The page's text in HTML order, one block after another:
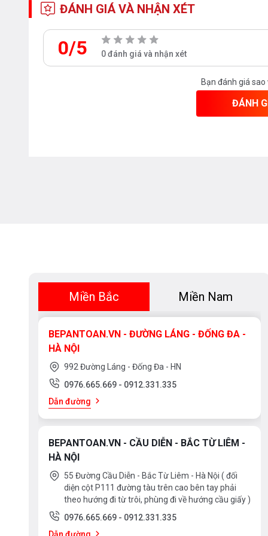
- Thiết kế cán dao độc đáo với vỏ rỗng, chứa cát
giảm trọng lượng của con dao xuống chỉ còn 2/3 so
- Tay cầm chống trơn trượt, được thiết kế để tránh
ĐÁNH GIÁ VÀ NHẬN XÉT
0/5 0 đánh giá và nhận xét
Bạn đánh giá sao
ĐÁNH
Miền Bắc Miền Nam
BEPANTOAN.VN - ĐƯỜNG LÁNG - ĐỐNG ĐA -
HÀ NỘI
992 Đường Láng - Đống Đa - HN
0976.665.669 - 0912.331.335
Dẫn đường
BEPANTOAN.VN - CẦU DIỄN - BẮC TỪ LIÊM -
HÀ NỘI
55 Đường Cầu Diễn - Bắc Từ Liêm - Hà Nội ( đối
diện cột P111 đường tàu trên cao bên tay phải
theo hướng đi từ trôi, phùng đi về hướng cầu giấy )
0976.665.669 - 0912.331.335
Dẫn đường